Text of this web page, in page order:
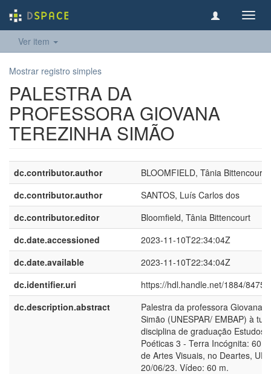
Ver item
Mostrar registro simples
PALESTRA DA
PROFESSORA GIOVANA
TEREZINHA SIMÃO
dc.contributor.author
BLOOMFIELD, Tânia Bittencourt
dc.contributor.author
SANTOS, Luís Carlos dos
dc.contributor.editor
Bloomfield, Tânia Bittencourt
dc.date.accessioned
2023-11-10T22:34:04Z
dc.date.available
2023-11-10T22:34:04Z
dc.identifier.uri
https://hdl.handle.net/1884/84754
dc.description.abstract
Palestra da professora Giovana
Simão (UNESPAR/ EMBAP) à
disciplina de graduação Estudos
Poéticas 3 - Terra Incógnita: 60
de Artes Visuais, no Deartes,
20/06/23. Vídeo: 60 m.